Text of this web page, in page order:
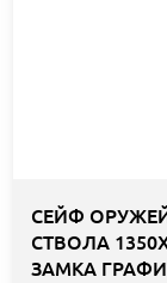
СЕЙФ
СТВОЛА
ЗАМКА